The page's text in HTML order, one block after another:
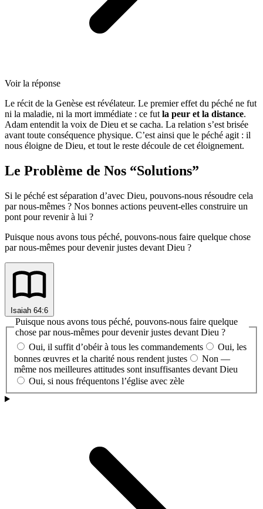
Voir la réponse
Le récit de la Genèse est révélateur. Le premier effet du péché ne fut
ni la maladie, ni la mort immédiate : ce fut la peur et la distance.
Adam entendit la voix de Dieu et se cacha. La relation s’est brisée
avant toute conséquence physique. C’est ainsi que le péché agit : il
nous éloigne de Dieu, et tout le reste découle de cet éloignement.
Le Problème de Nos “Solutions”
Si le péché est séparation d’avec Dieu, pouvons-nous résoudre cela
par nous-mêmes ? Nos bonnes actions peuvent-elles construire un
pont pour revenir à lui ?
Puisque nous avons tous péché, pouvons-nous faire quelque chose
par nous-mêmes pour devenir justes devant Dieu ?
Isaiah 64:6
Puisque nous avons tous péché, pouvons-nous faire quelque
chose par nous-mêmes pour devenir justes devant Dieu ?
Oui, il suffit d’obéir à tous les commandements
Oui, les
bonnes œuvres et la charité nous rendent justes
Non —
même nos meilleures attitudes sont insuffisantes devant Dieu
Oui, si nous fréquentons l’église avec zèle